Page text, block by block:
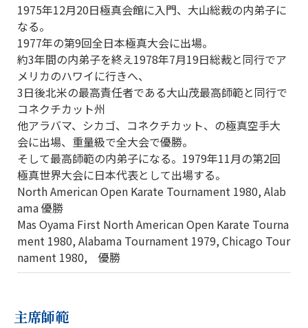
1975年12月20日極真会館に入門、大山総裁の内弟子に
なる。
1977年の第9回全日本極真大会に出場。
約3年間の内弟子を終え1978年7月19日総裁と同行でア
メリカのハワイに行きへ、
3日後北米の最高責任者である大山茂最高師範と同行で
コネクチカット州
他アラバマ、シカゴ、コネクチカット、の極真空手大
会に出場、重量級で全大会で優勝。
そして最高師範の内弟子になる。1979年11月の第2回
極真世界大会に日本代表として出場する。
North American Open Karate Tournament 1980, Alab
ama 優勝
Mas Oyama First North American Open Karate Tourna
ment 1980, Alabama Tournament 1979, Chicago Tour
nament 1980, 優勝
主席師範